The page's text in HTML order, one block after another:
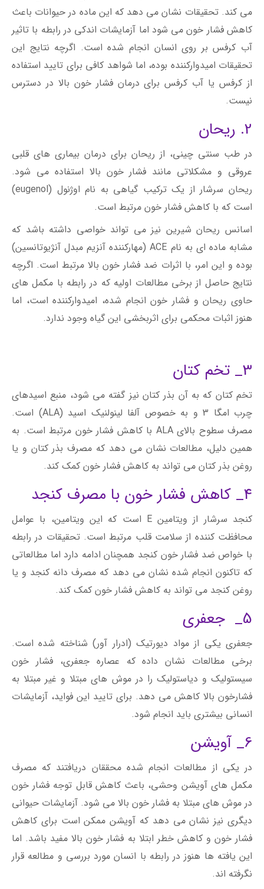
می کند. تحقیقات نشان می دهد که این ماده در حیوانات باعث
کاهش فشار خون می شود اما آزمایشات اندکی در رابطه با تاثیر
آب کرفس بر روی انسان انجام شده است. اگرچه نتایج این
تحقیقات امیدوارکننده بوده، اما شواهد کافی برای تایید استفاده
از کرفس یا آب کرفس برای درمان فشار خون بالا در دسترس
نیست.
2. ریحان
در طب سنتی چینی، از ریحان برای درمان بیماری های قلبی
عروقی و مشکلاتی مانند فشار خون بالا استفاده می شود.
ریحان سرشار از یک ترکیب گیاهی به نام اوژنول (eugenol)
است که با کاهش فشار خون مرتبط است.
اسانس ریحان شیرین نیز می تواند خواصی داشته باشد که
مشابه ماده ای به نام ACE (مهارکننده آنزیم مبدل آنژیوتانسین)
بوده و این امر، با اثرات ضد فشار خون بالا مرتبط است. اگرچه
نتایج حاصل از برخی مطالعات اولیه که در رابطه با مکمل‌ های
حاوی ریحان و فشار خون انجام شده، امیدوارکننده است، اما
هنوز اثبات محکمی برای اثربخشی این گیاه وجود ندارد.
3_ تخم کتان
تخم کتان که به آن بذر کتان نیز گفته می شود، منبع اسیدهای
چرب امگا 3 و به خصوص آلفا لینولنیک اسید (ALA) است.
مصرف سطوح بالای ALA با کاهش فشار خون مرتبط است. به
همین دلیل، مطالعات نشان می دهد که مصرف بذر کتان و یا
روغن بذر کتان می تواند به کاهش فشار خون کمک کند.
4_ کاهش فشار خون با مصرف کنجد
کنجد سرشار از ویتامین E است که این ویتامین، با عوامل
محافظت کننده از سلامت قلب مرتبط است. تحقیقات در رابطه
با خواص ضد فشار خون کنجد همچنان ادامه دارد اما مطالعاتی
که تاکنون انجام شده نشان می دهد که مصرف دانه کنجد و یا
روغن کنجد می تواند به کاهش فشار خون کمک کند.
5_ جعفری
جعفری یکی از مواد دیورتیک (ادرار آور) شناخته شده است.
برخی مطالعات نشان داده که عصاره جعفری، فشار خون
سیستولیک و دیاستولیک را در موش‌ های مبتلا و غیر مبتلا به
فشارخون بالا کاهش می ‌دهد. برای تایید این فواید، آزمایشات
انسانی بیشتری باید انجام شود.
6_ آویشن
در یکی از مطالعات انجام شده محققان دریافتند که مصرف
مکمل ‌های آویشن وحشی، باعث کاهش قابل توجه فشار خون
در موش‌ های مبتلا به فشار خون بالا می ‌شود. آزمایشات حیوانی
دیگری نیز نشان می دهد که آویشن ممکن است برای کاهش
فشار خون و کاهش خطر ابتلا به فشار خون بالا مفید باشد. اما
این یافته ها هنوز در رابطه با انسان مورد بررسی و مطالعه قرار
نگرفته اند.